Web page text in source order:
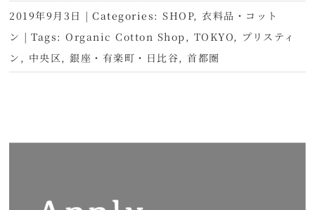
2019年9月3日 | Categories:SHOP,衣料品・コット
ン | Tags:Organic Cotton Shop , TOKYO, プリスティ
ン , 中央区 ,銀座・有楽町・日比谷, 首都圏